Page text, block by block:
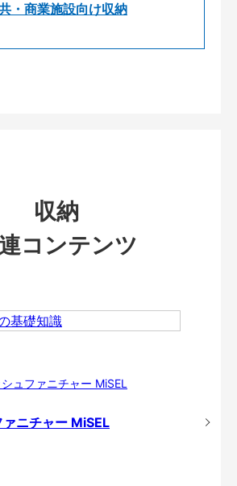
・商業施設向け収納
収納
コンテンツ
ニチャー MiSEL